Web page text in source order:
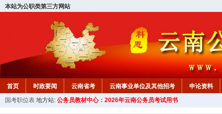
本站为公职类第三方网站
首页 时政要闻 云南省考 云南事业单位及其他招考
申论资料
国考职位表 地方站: 公务员教材中心：2026年云南公务员考试用书